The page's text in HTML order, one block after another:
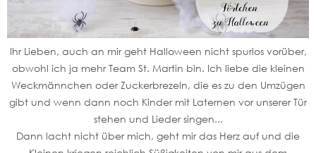
Ihr Lieben, auch an mir geht Halloween nicht spurlos vorüber,
obwohl ich ja mehr Team St. Martin bin. Ich liebe die kleinen
Weckmännchen oder Zuckerbrezeln, die es zu den Umzügen
gibt und wenn dann noch Kinder mit Laternen vor unserer Tür
stehen und Lieder singen...
Dann lacht nicht über mich, geht mir das Herz auf und die